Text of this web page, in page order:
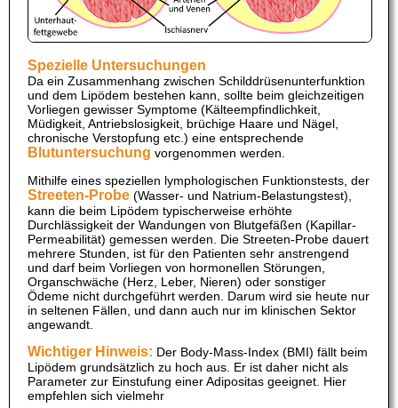
Spezielle Untersuchungen
Da ein Zusammenhang zwischen Schilddrüsenunterfunktion
und dem Lipödem bestehen kann, sollte beim gleichzeitigen
Vorliegen gewisser Symptome (Kälteempfindlichkeit,
Müdigkeit, Antriebslosigkeit, brüchige Haare und Nägel,
chronische Verstopfung etc.) eine entsprechende
Blutuntersuchung vorgenommen werden.
Mithilfe eines speziellen lymphologischen Funktionstests, der
Streeten-Probe (Wasser- und Natrium-Belastungstest),
kann die beim Lipödem typischerweise erhöhte
Durchlässigkeit der Wandungen von Blutgefäßen (Kapillar-
Permeabilität) gemessen werden. Die Streeten-Probe dauert
mehrere Stunden, ist für den Patienten sehr anstrengend
und darf beim Vorliegen von hormonellen Störungen,
Organschwäche (Herz, Leber, Nieren) oder sonstiger
Ödeme nicht durchgeführt werden. Darum wird sie heute nur
in seltenen Fällen, und dann auch nur im klinischen Sektor
angewandt.
Wichtiger Hinweis: Der Body-Mass-Index (BMI) fällt beim
Lipödem grundsätzlich zu hoch aus. Er ist daher nicht als
Parameter zur Einstufung einer Adipositas geeignet. Hier
empfehlen sich vielmehr